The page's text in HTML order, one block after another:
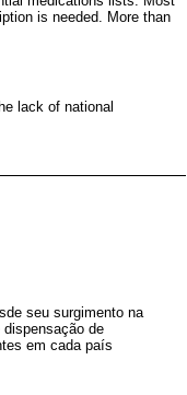
is needed. More than
lack of national
seu surgimento na
de
em cada país